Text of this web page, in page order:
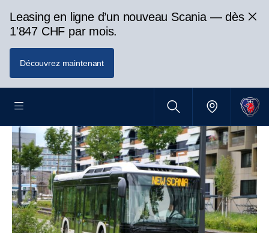
Leasing en ligne d’un nouveau Scania — dès
1'847 CHF par mois.
Découvrez maintenant